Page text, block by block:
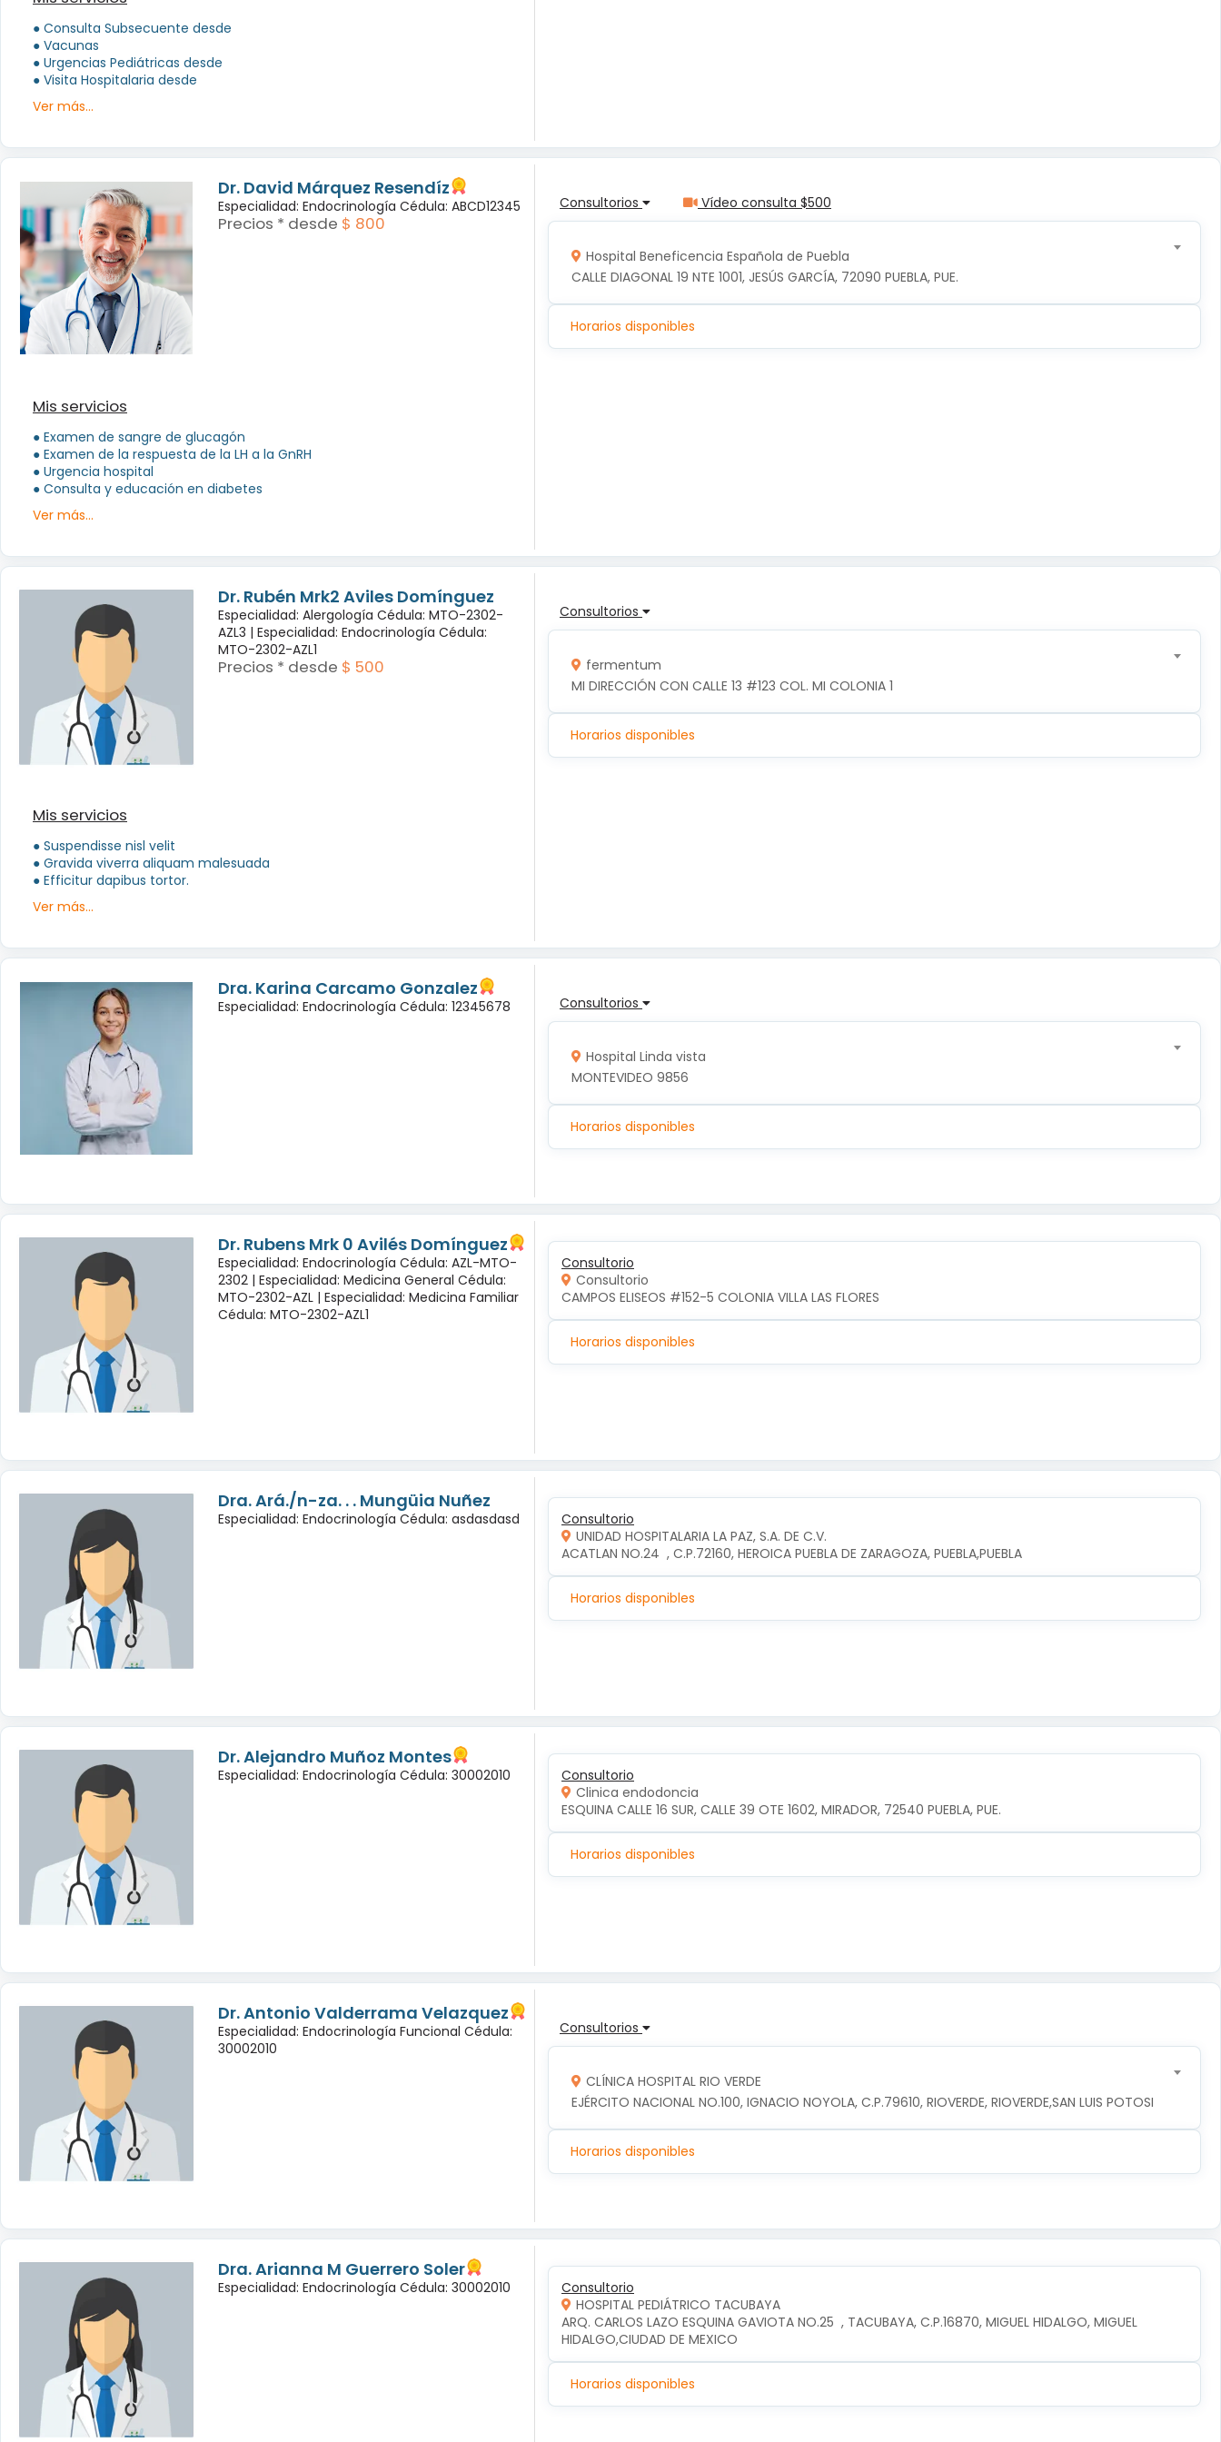
● Consulta Subsecuente desde
● Vacunas
● Urgencias Pediátricas desde
● Visita Hospitalaria desde
Ver más...
Dr. David Márquez Resendíz
Especialidad: Endocrinología Cédula: ABCD12345
Precios * desde $ 800
Mis servicios
● Examen de sangre de glucagón
● Examen de la respuesta de la LH a la GnRH
● Urgencia hospital
● Consulta y educación en diabetes
Ver más...
Consultorios Vídeo consulta $500
Hospital Beneficencia Española de Puebla
CALLE DIAGONAL 19 NTE 1001, JESÚS GARCÍA, 72090 PUEBLA, PUE.
Horarios disponibles
Dr. Rubén Mrk2 Aviles Domínguez
Especialidad: Alergología Cédula: MTO-2302-
AZL3 | Especialidad: Endocrinología Cédula:
MTO-2302-AZL1
Precios * desde $ 500
Mis servicios
● Suspendisse nisl velit
● Gravida viverra aliquam malesuada
● Efficitur dapibus tortor.
Ver más...
Consultorios
fermentum
MI DIRECCIÓN CON CALLE 13 #123 COL. MI COLONIA 1
Horarios disponibles
Dra. Karina Carcamo Gonzalez
Especialidad: Endocrinología Cédula: 12345678 Consultorios
Hospital Linda vista
MONTEVIDEO 9856
Horarios disponibles
Dr. Rubens Mrk 0 Avilés Domínguez
Especialidad: Endocrinología Cédula: AZL-MTO-
2302 | Especialidad: Medicina General Cédula:
MTO-2302-AZL | Especialidad: Medicina Familiar
Cédula: MTO-2302-AZL1
Consultorio
Consultorio
CAMPOS ELISEOS #152-5 COLONIA VILLA LAS FLORES
Horarios disponibles
Dra. Ará./n-za. . . Mungüia Nuñez
Especialidad: Endocrinología Cédula: asdasdasd
Consultorio
UNIDAD HOSPITALARIA LA PAZ, S.A. DE C.V.
ACATLAN NO.24  , C.P.72160, HEROICA PUEBLA DE ZARAGOZA, PUEBLA,PUEBLA
Horarios disponibles
Dr. Alejandro Muñoz Montes
Especialidad: Endocrinología Cédula: 30002010
Consultorio
Clinica endodoncia
ESQUINA CALLE 16 SUR, CALLE 39 OTE 1602, MIRADOR, 72540 PUEBLA, PUE.
Horarios disponibles
Dr. Antonio Valderrama Velazquez
Especialidad: Endocrinología Funcional Cédula:
30002010
Consultorios
CLÍNICA HOSPITAL RIO VERDE
EJÉRCITO NACIONAL NO.100, IGNACIO NOYOLA, C.P.79610, RIOVERDE, RIOVERDE,SAN LUIS POTOSI
Horarios disponibles
Dra. Arianna M Guerrero Soler
Especialidad: Endocrinología Cédula: 30002010
Consultorio
HOSPITAL PEDIÁTRICO TACUBAYA
ARQ. CARLOS LAZO ESQUINA GAVIOTA NO.25  , TACUBAYA, C.P.16870, MIGUEL HIDALGO, MIGUEL
HIDALGO,CIUDAD DE MEXICO
Horarios disponibles